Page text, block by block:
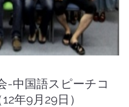
-中国語スピーチコ
年9月29日）